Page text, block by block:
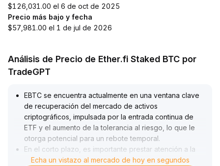
$126,031.00 el 6 de oct de 2025
Precio más bajo y fecha
$57,981.00 el 1 de jul de 2026
Análisis de Precio de Ether.fi Staked BTC por
TradeGPT
EBTC se encuentra actualmente en una ventana clave
de recuperación del mercado de activos
criptográficos, impulsada por la entrada continua de
ETF y el aumento de la tolerancia al riesgo, lo que le
otorga potencial para un rebote temporal.
En el corto plazo, es importante prestar atención a la
extrema aversión al riesgo y al volumen de
Echa un vistazo al mercado de hoy en segundos